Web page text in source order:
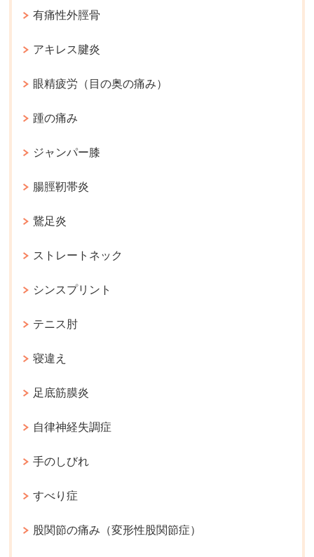
有痛性外脛骨
アキレス腱炎
眼精疲労（目の奥の痛み）
踵の痛み
ジャンパー膝
腸脛靭帯炎
鵞足炎
ストレートネック
シンスプリント
テニス肘
寝違え
足底筋膜炎
自律神経失調症
手のしびれ
すべり症
股関節の痛み（変形性股関節症）